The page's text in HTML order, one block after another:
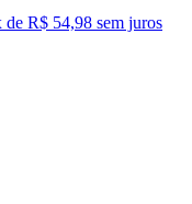
de R$ 54,98 sem juros